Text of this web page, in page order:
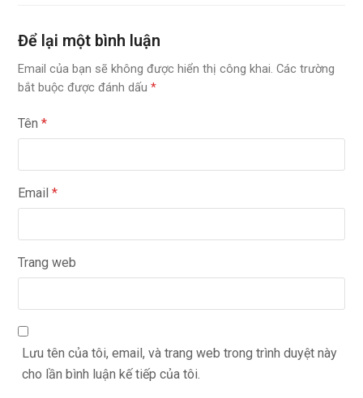
Để lại một bình luận
Email của bạn sẽ không được hiển thị công khai. Các trường
bắt buộc được đánh dấu*
Tên*
Email*
Trang web
Lưu tên của tôi, email, và trang web trong trình duyệt này
cho lần bình luận kế tiếp của tôi.